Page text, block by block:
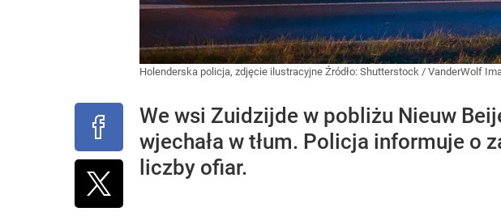
Holenderska policja, zdjęcie ilustracyjne Źródło: Shutterstock / VanderWolf
We wsi Zuidzijde w pobliżu Nieuw
wjechała w tłum. Policja informuje o
liczby ofiar.